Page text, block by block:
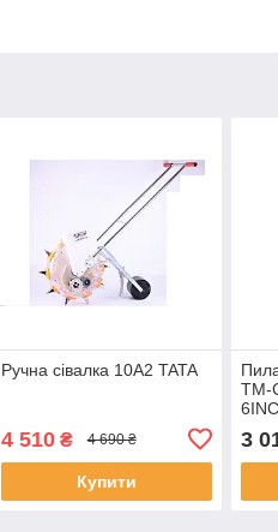
Ручна сівалка 10A2 TATA
4 510₴ 4 690 ₴
Купити
TM-
3